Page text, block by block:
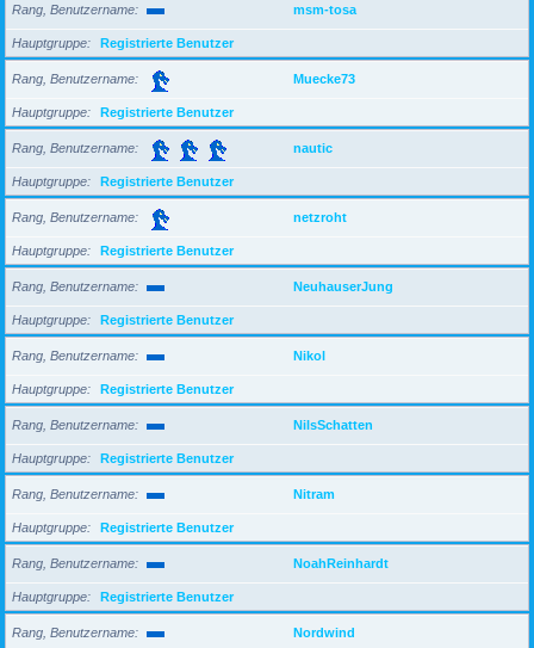
Rang, Benutzername msm-tosa
Hauptgruppe Registrierte Benutzer
Rang, Benutzername Muecke73
Hauptgruppe Registrierte Benutzer
Rang, Benutzername nautic
Hauptgruppe Registrierte Benutzer
Rang, Benutzername netzroht
Hauptgruppe Registrierte Benutzer
Rang, Benutzername NeuhauserJung
Hauptgruppe Registrierte Benutzer
Rang, Benutzername Nikol
Hauptgruppe Registrierte Benutzer
Rang, Benutzername NilsSchatten
Hauptgruppe Registrierte Benutzer
Rang, Benutzername Nitram
Hauptgruppe Registrierte Benutzer
Rang, Benutzername NoahReinhardt
Hauptgruppe Registrierte Benutzer
Rang, Benutzername Nordwind